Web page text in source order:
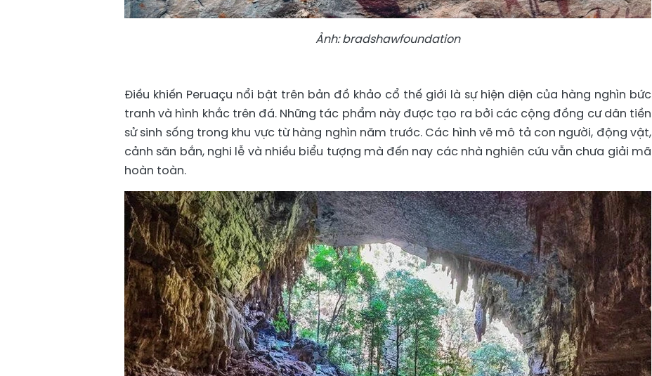
Ảnh: bradshawfoundation
Điều khiến Peruaçu nổi bật trên bản đồ khảo cổ thế giới là sự hiện diện của hàng nghìn bức
tranh và hình khắc trên đá. Những tác phẩm này được tạo ra bởi các cộng đồng cư dân tiền
sử sinh sống trong khu vực từ hàng nghìn năm trước. Các hình vẽ mô tả con người, động vật,
cảnh săn bắn, nghi lễ và nhiều biểu tượng mà đến nay các nhà nghiên cứu vẫn chưa giải mã
hoàn toàn.